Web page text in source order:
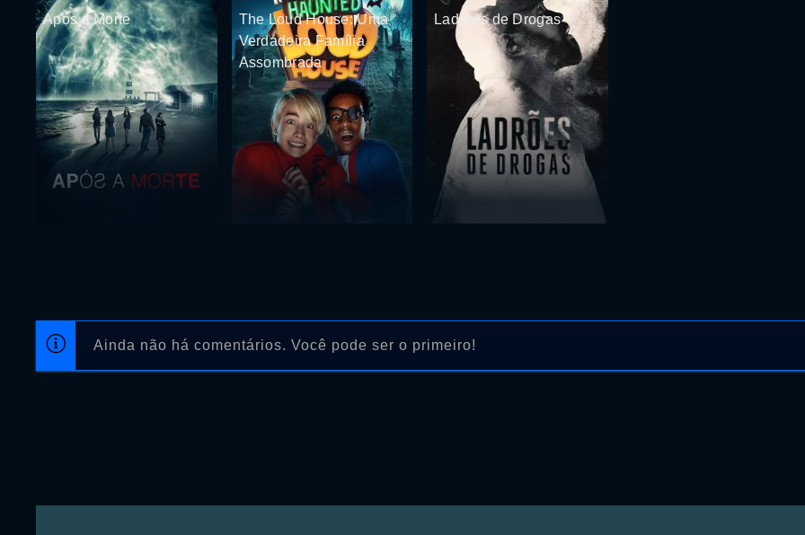
Ainda não há comentários. Você pode ser o primeiro!
Após a Morte
The Loud House: Uma
Verdadeira Família
Assombrada
Ladrões de Drogas